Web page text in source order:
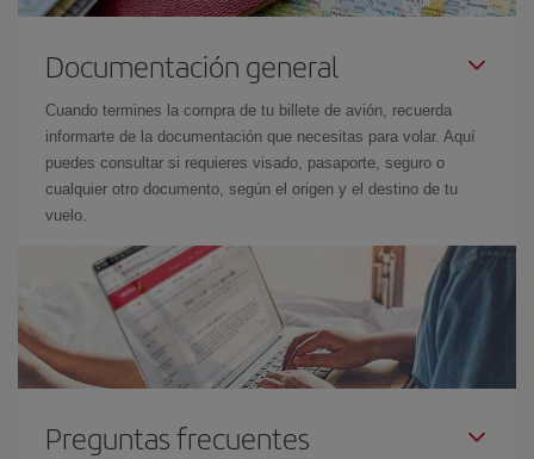
Documentación general
Cuando termines la compra de tu billete de avión, recuerda
informarte de la documentación que necesitas para volar. Aquí
puedes consultar si requieres visado, pasaporte, seguro o
cualquier otro documento, según el origen y el destino de tu
vuelo.
Preguntas frecuentes